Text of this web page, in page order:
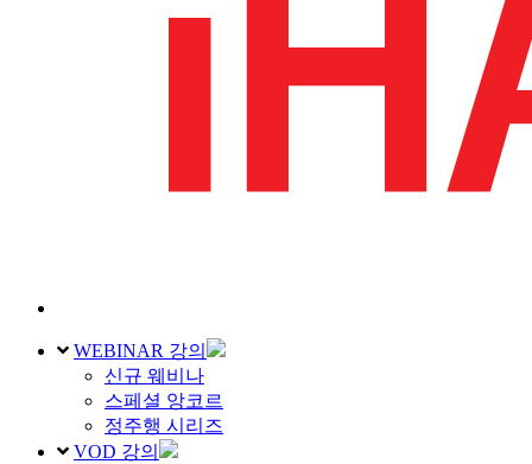
WEBINAR 강의
신규 웨비나
스페셜 앙코르
정주행 시리즈
VOD 강의